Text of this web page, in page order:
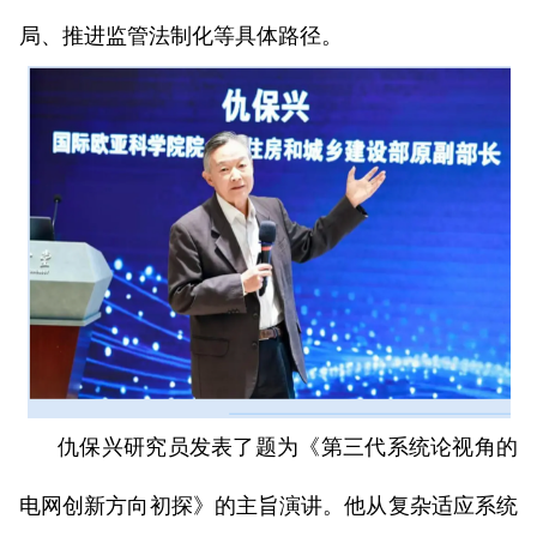
局、推进监管法制化等具体路径。
仇保兴研究员发表了题为《第三代系统论视角的
电网创新方向初探》的主旨演讲。他从复杂适应系统